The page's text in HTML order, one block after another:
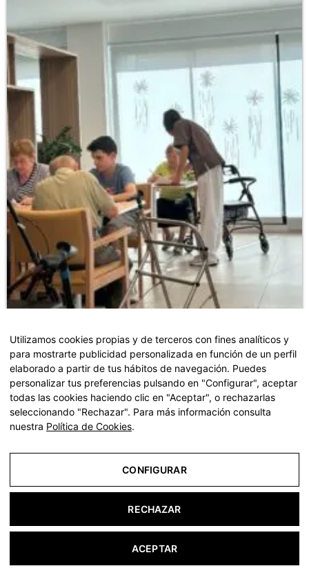
L'ingrés en una residència pot ser una decisió
emocionalment difícil, però també implica una planificació
financera responsable. El cost d'una plaça residencial pot
Utilizamos cookies propias y de terceros con fines analíticos y
para mostrarte publicidad personalizada en función de un perfil
elaborado a partir de tus hábitos de navegación. Puedes
personalizar tus preferencias pulsando en "Configurar", aceptar
todas las cookies haciendo clic en "Aceptar", o rechazarlas
seleccionando "Rechazar". Para más información consulta
nuestra Política de Cookies.
CONFIGURAR
RECHAZAR
ACEPTAR